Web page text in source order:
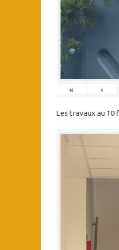
« ‹
Les travaux au 10